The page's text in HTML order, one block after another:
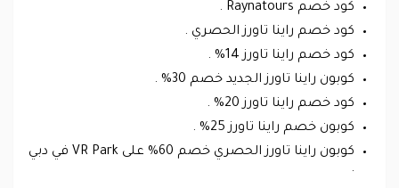
كود خصم Raynatours .
كود خصم راينا تاورز الحصري .
كود خصم راينا تاورز 14% .
كوبون راينا تاورز الجديد خصم 30% .
كود خصم راينا تاورز 20% .
كوبون خصم راينا تاورز 25% .
كوبون راينا تاورز الحصري خصم 60% على VR Park في دبي
.